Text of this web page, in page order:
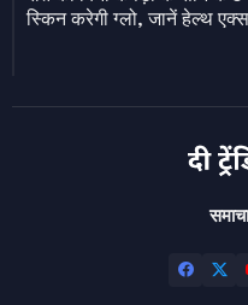
स्किन करेगी ग्लो, जानें हेल्थ